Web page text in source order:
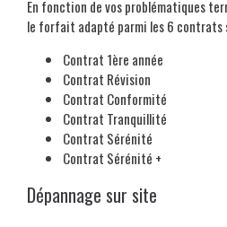
En fonction de vos problématiques
le forfait adapté parmi les 6 contrats
Contrat 1ère année
Contrat Révision
Contrat Conformité
Contrat Tranquillité
Contrat Sérénité
Contrat Sérénité +
Dépannage sur site